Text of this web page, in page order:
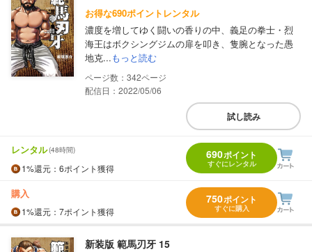
お得な690ポイントレンタル
濃度を増してゆく闘いの香りの中、義足の拳士・烈
海王はボクシングジムの扉を叩き、隻腕となった愚
地克...もっと読む
342
配信日：2022/05/06
試し読み
レンタル(48時間)
1%還元 ：6ポイント獲得
690ポイント
すぐにレンタル
購入
1%還元 ：7ポイント獲得
750ポイント
すぐに購入
新装版 範馬刃牙 15